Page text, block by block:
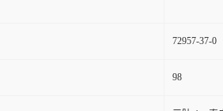
72957-37-0
98